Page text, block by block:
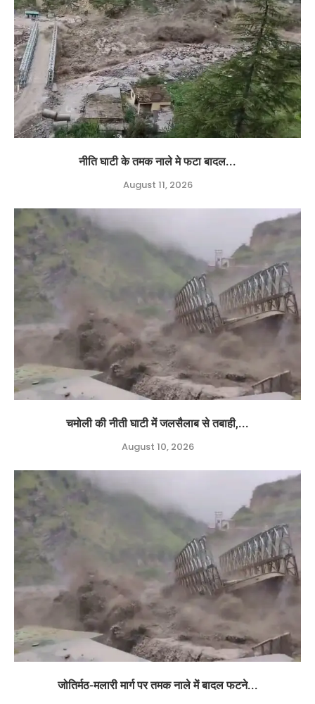
नीति घाटी के तमक नाले मे फटा बादल...
August 11, 2026
चमोली की नीती घाटी में जलसैलाब से तबाही,...
August 10, 2026
जोतिर्मठ-मलारी मार्ग पर तमक नाले में बादल फटने...